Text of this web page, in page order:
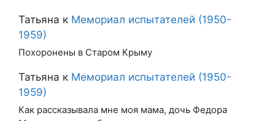
Татьяна к Мемориал испытателей (1950-
1959)
Похоронены в Старом Крыму
Татьяна к Мемориал испытателей (1950-
1959)
Как рассказывала мне моя мама, дочь Федора